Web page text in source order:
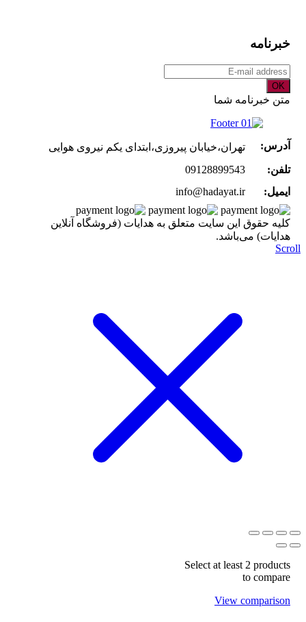
خبرنامه
OK
متن خبرنامه شما
آدرس:
تهران،خیابان پیروزی،ابتدای یکم نیروی هوایی
تلفن:
09128899543
ایمیل:
info@hadayat.ir
کليه حقوق اين سايت متعلق به هدایات (فروشگاه آنلاین
هدایات) می‌باشد.
Scroll
Select at least 2 products
to compare
View comparison